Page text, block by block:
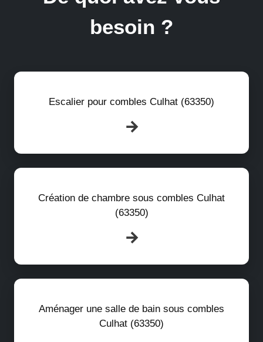
besoin ?
Escalier pour combles Culhat (63350)
Création de chambre sous combles Culhat
(63350)
Aménager une salle de bain sous combles
Culhat (63350)